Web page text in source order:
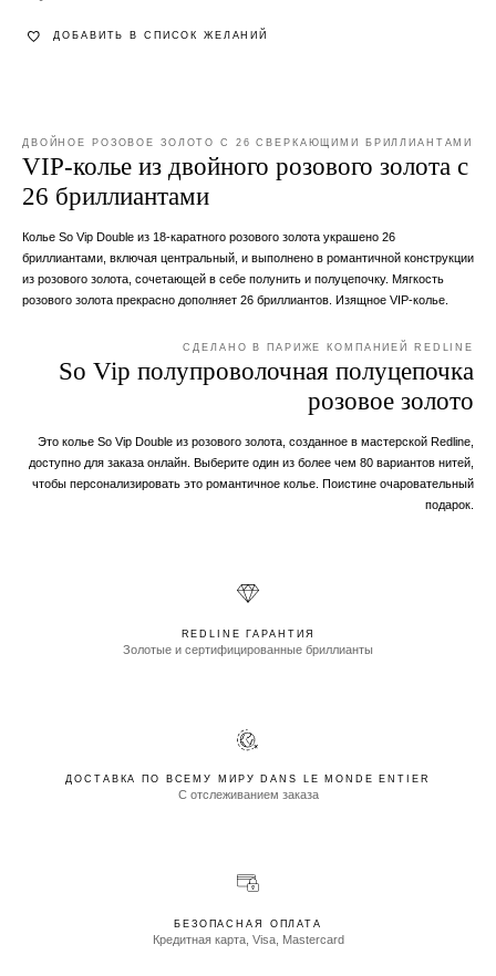
ДОБАВИТЬ В СПИСОК ЖЕЛАНИЙ
ДВОЙНОЕ РОЗОВОЕ ЗОЛОТО С 26 СВЕРКАЮЩИМИ БРИЛЛИАНТАМИ
VIP-колье из двойного розового золота с
26 бриллиантами
Колье So Vip Double из 18-каратного розового золота украшено 26
бриллиантами, включая центральный, и выполнено в романтичной конструкции
из розового золота, сочетающей в себе полунить и полуцепочку. Мягкость
розового золота прекрасно дополняет 26 бриллиантов. Изящное VIP-колье.
СДЕЛАНО В ПАРИЖЕ КОМПАНИЕЙ REDLINE
So Vip полупроволочная полуцепочка
розовое золото
Это колье So Vip Double из розового золота, созданное в мастерской Redline,
доступно для заказа онлайн. Выберите один из более чем 80 вариантов нитей,
чтобы персонализировать это романтичное колье. Поистине очаровательный
подарок.
REDLINE ГАРАНТИЯ
Золотые и сертифицированные бриллианты
ДОСТАВКА ПО ВСЕМУ МИРУ DANS LE MONDE ENTIER
С отслеживанием заказа
БЕЗОПАСНАЯ ОПЛАТА
Кредитная карта, Visa, Mastercard